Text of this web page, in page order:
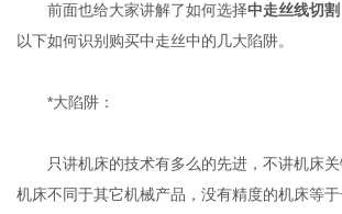
前面也给大家讲解了如何选择中走丝线切割
以下如何识别购买中走丝中的几大陷阱。
*大陷阱：
只讲机床的技术有多么的先进，不讲机床关
机床不同于其它机械产品，没有精度的机床等